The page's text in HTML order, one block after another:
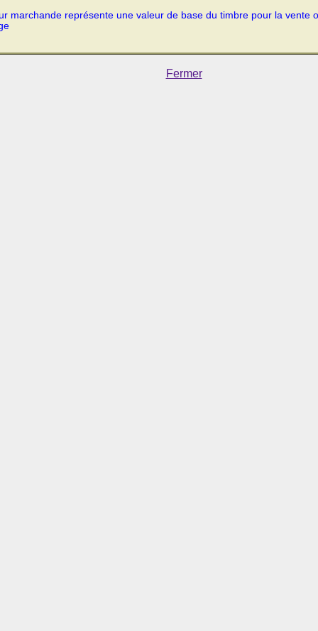
marchande représente une valeur de base du timbre pour la vente
Fermer